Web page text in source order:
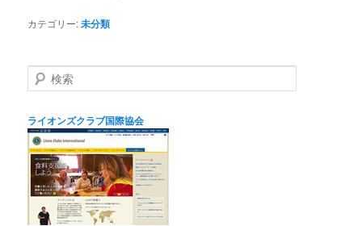
カテゴリー:未分類
検
索
ライオンズクラブ国際協会